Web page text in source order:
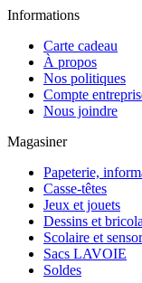
Informations
Carte cadeau
À propos
Nos politiques
Compte
Nous joindre
Magasiner
Papeterie,
Casse-têtes
Jeux et jouets
Dessins et
Scolaire et
Sacs LAVOIE
Soldes